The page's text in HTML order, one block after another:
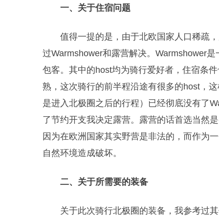
一、关于住宿问题
值得一提的是，由于北欧国家人口稀疏
过Warmshower和露营解决。Warmshower
包客。其中的host均为骑行爱好者，住宿条
熟，这次骑行的前半程沿途有很多的host，
是进入北极圈之后的行程）已经彻底没有了
了节约开支我决定露营。露营的话首选当然
因为在欧洲国家其实野营是非法的，而作为
自然环境造成破坏。
二、关于所需要的装备
关于此次骑行北极圈的装备，我参考过